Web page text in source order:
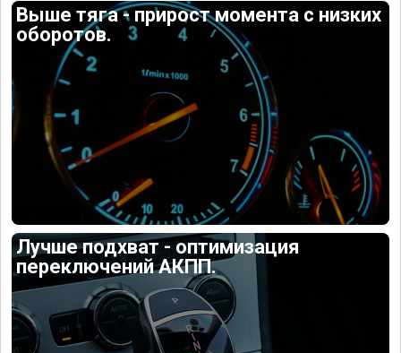
Выше тяга - прирост момента с низких
оборотов.
Лучше подхват - оптимизация
переключений АКПП.